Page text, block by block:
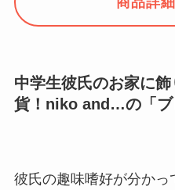
中学生彼氏のお家に
貨！niko and…の「ブ
彼氏の趣味嗜好が分か